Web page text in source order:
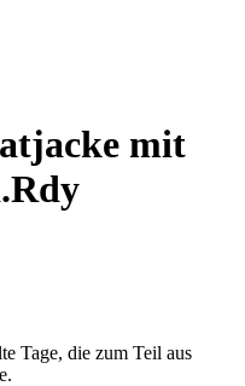
mit
Tage, die zum Teil aus